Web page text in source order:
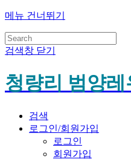
메뉴 건너뛰기
검색창 닫기
청량리 범양레
검색
로그인/회원가입
로그인
회원가입